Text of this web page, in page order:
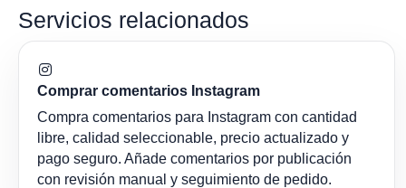
Servicios relacionados
Comprar comentarios Instagram
Compra comentarios para Instagram con cantidad
libre, calidad seleccionable, precio actualizado y
pago seguro. Añade comentarios por publicación
con revisión manual y seguimiento de pedido.